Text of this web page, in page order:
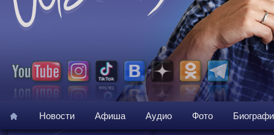
Новости Афиша Аудио Фото